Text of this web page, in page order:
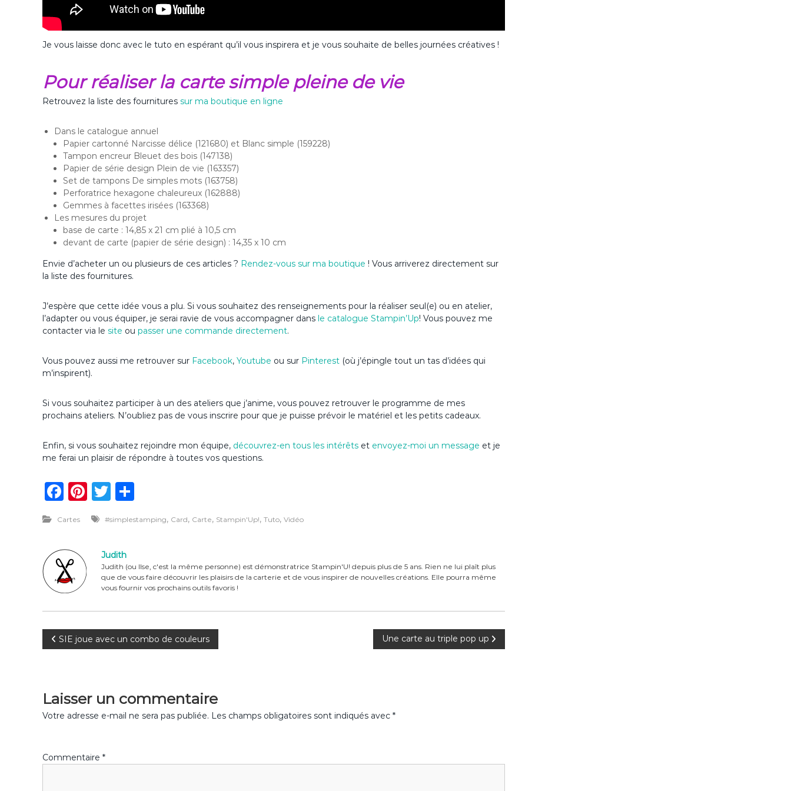
Je vous laisse donc avec le tuto en espérant qu’il vous inspirera et je vous souhaite de belles journées créatives !
Pour réaliser la carte simple pleine de vie
Retrouvez la liste des fournitures sur ma boutique en ligne
Dans le catalogue annuel
Papier cartonné Narcisse délice (121680) et Blanc simple (159228)
Tampon encreur Bleuet des bois (147138)
Papier de série design Plein de vie (163357)
Set de tampons De simples mots (163758)
Perforatrice hexagone chaleureux (162888)
Gemmes à facettes irisées (163368)
Les mesures du projet
base de carte : 14,85 x 21 cm plié à 10,5 cm
devant de carte (papier de série design) : 14,35 x 10 cm
Envie d’acheter un ou plusieurs de ces articles ? Rendez-vous sur ma boutique ! Vous arriverez directement sur
la liste des fournitures.
J’espère que cette idée vous a plu. Si vous souhaitez des renseignements pour la réaliser seul(e) ou en atelier,
l’adapter ou vous équiper, je serai ravie de vous accompagner dans le catalogue Stampin’Up! Vous pouvez me
contacter via le site ou passer une commande directement.
Vous pouvez aussi me retrouver sur Facebook, Youtube ou sur Pinterest (où j’épingle tout un tas d’idées qui
m’inspirent).
Si vous souhaitez participer à un des ateliers que j’anime, vous pouvez retrouver le programme de mes
prochains ateliers. N’oubliez pas de vous inscrire pour que je puisse prévoir le matériel et les petits cadeaux.
Enfin, si vous souhaitez rejoindre mon équipe, découvrez-en tous les intérêts et envoyez-moi un message et je
me ferai un plaisir de répondre à toutes vos questions.
F
c
e
b
o
k
Pi
n
te
re
st
T
it
te
r
ta
er
Cartes #simplestamping, Card, Carte, Stampin'Up!, Tuto, Vidéo
Judith
Judith (ou Ilse, c'est la même personne) est démonstratrice Stampin'U! depuis plus de 5 ans. Rien ne lui plaît plus
que de vous faire découvrir les plaisirs de la carterie et de vous inspirer de nouvelles créations. Elle pourra même
vous fournir vos prochains outils favoris !
N
v
i
SIE joue avec un combo de couleurs Une carte au triple pop up
Laisser un commentaire
Votre adresse e-mail ne sera pas publiée. Les champs obligatoires sont indiqués avec *
Commentaire *